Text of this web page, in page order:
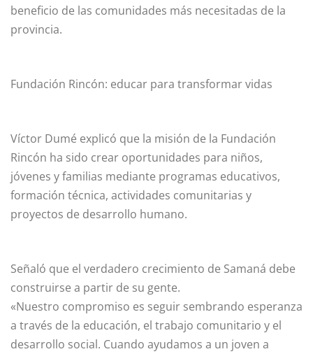
beneficio de las comunidades más necesitadas de la
provincia.
Fundación Rincón: educar para transformar vidas
Víctor Dumé explicó que la misión de la Fundación
Rincón ha sido crear oportunidades para niños,
jóvenes y familias mediante programas educativos,
formación técnica, actividades comunitarias y
proyectos de desarrollo humano.
Señaló que el verdadero crecimiento de Samaná debe
construirse a partir de su gente.
«Nuestro compromiso es seguir sembrando esperanza
a través de la educación, el trabajo comunitario y el
desarrollo social. Cuando ayudamos a un joven a